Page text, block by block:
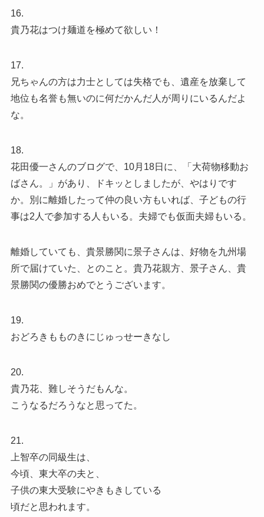
16.
貴乃花はつけ麺道を極めて欲しい！
17.
兄ちゃんの方は力士としては失格でも、遺産を放棄して
地位も名誉も無いのに何だかんだ人が周りにいるんだよ
な。
18.
花田優一さんのブログで、10月18日に、「大荷物移動お
ばさん。」があり、ドキッとしましたが、やはりです
か。別に離婚したって仲の良い方もいれば、子どもの行
事は2人で参加する人もいる。夫婦でも仮面夫婦もいる。
離婚していても、貴景勝関に景子さんは、好物を九州場
所で届けていた、とのこと。貴乃花親方、景子さん、貴
景勝関の優勝おめでとうございます。
19.
おどろきもものきにじゅっせーきなし
20.
貴乃花、難しそうだもんな。
こうなるだろうなと思ってた。
21.
上智卒の同級生は、
今頃、東大卒の夫と、
子供の東大受験にやきもきしている
頃だと思われます。